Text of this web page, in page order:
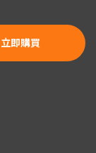
立即購買